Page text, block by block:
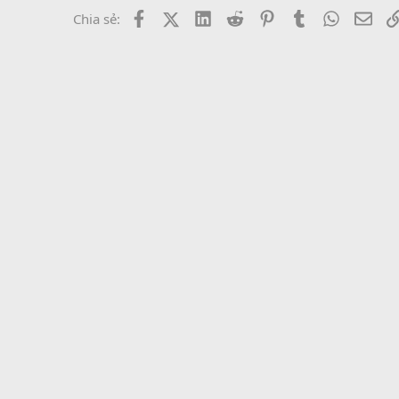
Chia sẻ: FacebookX (Twitter)
LinkedIn
Reddit PinterestTumblr